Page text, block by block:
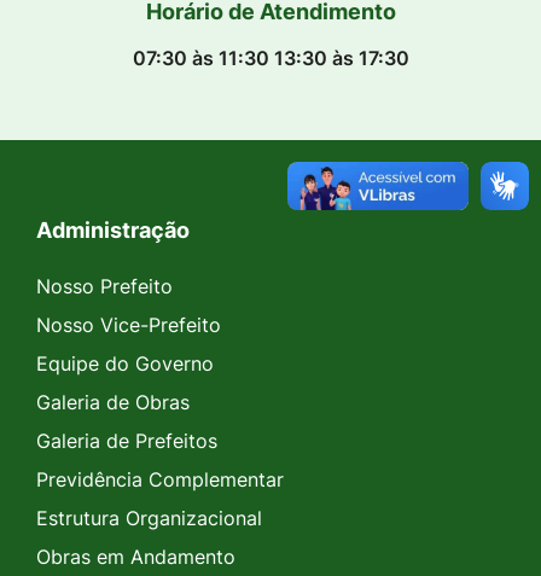
Horário de Atendimento
07:30 às 11:30 13:30 às 17:30
Seção do Rodapé e Contato
Administração
Nosso Prefeito
Nosso Vice-Prefeito
Equipe do Governo
Galeria de Obras
Galeria de Prefeitos
Previdência Complementar
Estrutura Organizacional
Obras em Andamento